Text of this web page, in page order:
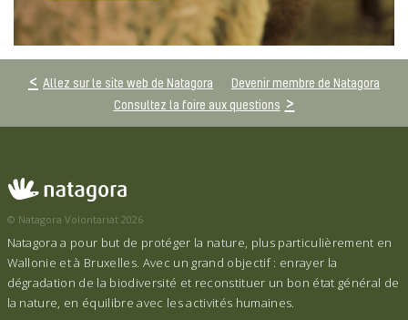
Allez sur le site web de Natagora
Devenir membre de Natagora
Consultez la foire aux questions
© Natagora Volontariat 2026
Natagora a pour but de protéger la nature, plus particulièrement en
Wallonie et à Bruxelles. Avec un grand objectif : enrayer la
dégradation de la biodiversité et reconstituer un bon état général de
la nature, en équilibre avec les activités humaines.